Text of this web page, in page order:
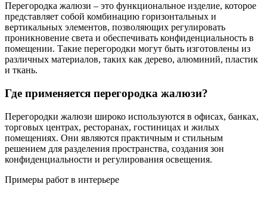
Перегородка жалюзи – это функциональное изделие, которое
представляет собой комбинацию горизонтальных и
вертикальных элементов, позволяющих регулировать
проникновение света и обеспечивать конфиденциальность в
помещении. Такие перегородки могут быть изготовлены из
различных материалов, таких как дерево, алюминий, пластик
и ткань.
Где применяется перегородка жалюзи?
Перегородки жалюзи широко используются в офисах, банках,
торговых центрах, ресторанах, гостиницах и жилых
помещениях. Они являются практичным и стильным
решением для разделения пространства, создания зон
конфиденциальности и регулирования освещения.
Примеры работ в интерьере